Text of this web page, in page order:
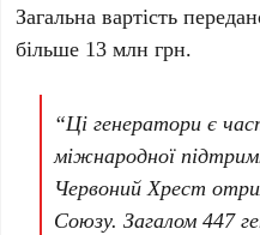
Загальна вартість
більше 13 млн грн.
“Ці генератори є
міжнародної
Червоний Хрест
Союзу. Загалом 447